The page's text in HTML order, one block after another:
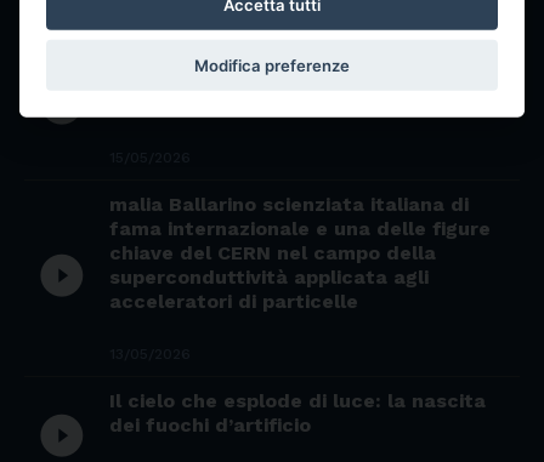
play_circle_filled
Il mistero del sesamo nero: superfood
miracoloso o semplice ingrediente
play_circle_filled
malia Ballarino scienziata italiana di
fama internazionale e una delle figure
chiave del CERN nel campo della
superconduttività applicata agli
acceleratori di particelle
play_circle_filled
Il cielo che esplode di luce: la nascita
dei fuochi d’artificio
Accetta tutti
Modifica preferenze